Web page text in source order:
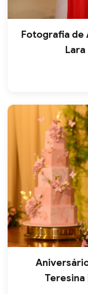
Fotografia de